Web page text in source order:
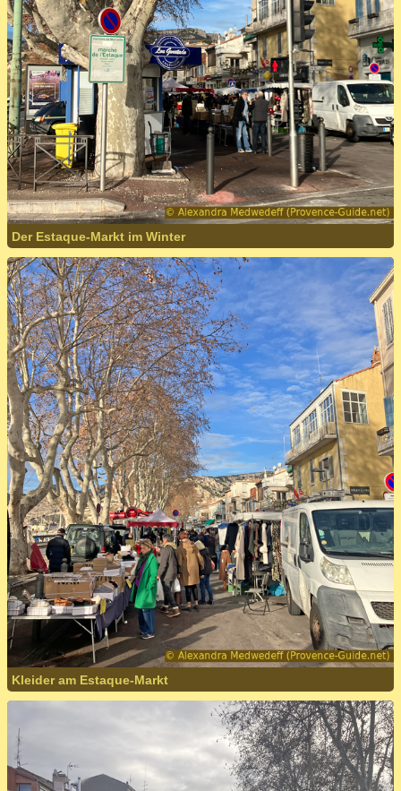
Der Estaque-Markt im Winter
Kleider am Estaque-Markt